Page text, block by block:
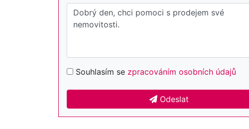
Souhlasím se zpracováním osobních údajů
Odeslat